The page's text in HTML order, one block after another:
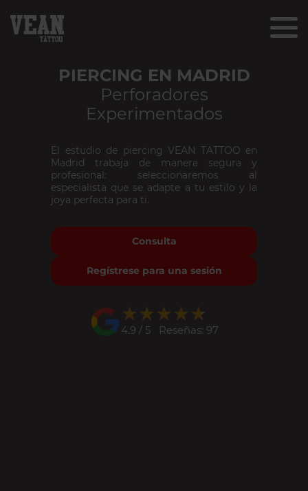
PIERCING EN MADRID
Perforadores
Experimentados
El estudio de piercing VEAN TATTOO en
Madrid trabaja de manera segura y
profesional: seleccionaremos al
especialista que se adapte a tu estilo y la
joya perfecta para ti.
Consulta
Regístrese para una sesión
★★★★★
★★★★★
4.9 / 5 Reseñas: 97